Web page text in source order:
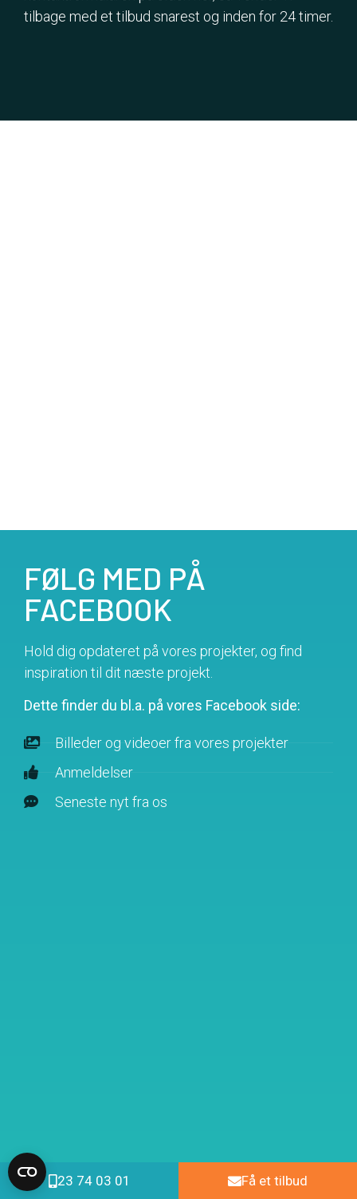
23 74 03 01 Få et tilbud
tilbage med et tilbud snarest og inden for 24 timer.
FØLG MED PÅ
FACEBOOK
Hold dig opdateret på vores projekter, og find
inspiration til dit næste projekt.
Dette finder du bl.a. på vores Facebook side:
Billeder og videoer fra vores projekter
Anmeldelser
Seneste nyt fra os